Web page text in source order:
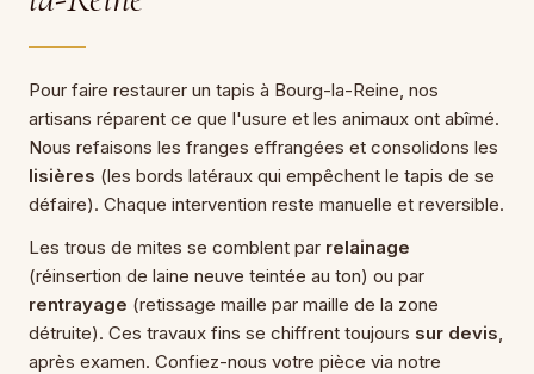
Pour faire restaurer un tapis à Bourg-la-Reine, nos
artisans réparent ce que l'usure et les animaux ont abîmé.
Nous refaisons les franges effrangées et consolidons les
lisières (les bords latéraux qui empêchent le tapis de se
défaire). Chaque intervention reste manuelle et reversible.
Les trous de mites se comblent par relainage
(réinsertion de laine neuve teintée au ton) ou par
rentrayage (retissage maille par maille de la zone
détruite). Ces travaux fins se chiffrent toujours sur devis,
après examen. Confiez-nous votre pièce via notre